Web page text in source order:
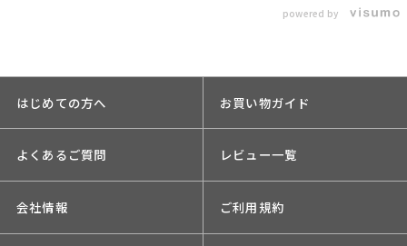
powered by
はじめての方へ お買い物ガイド
よくあるご質問 レビュー一覧
会社情報 ご利用規約